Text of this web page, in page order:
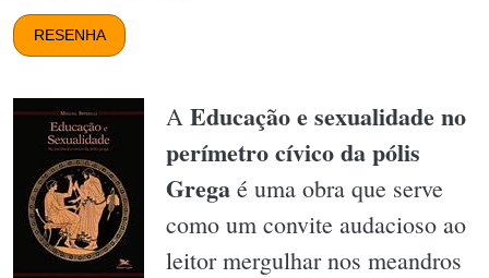
RESENHA
A Educação e sexualidade no
perímetro cívico da pólis
Grega é uma obra que serve
como um convite audacioso ao
leitor mergulhar nos meandros